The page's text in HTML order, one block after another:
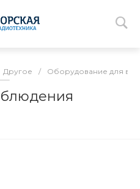
Другое / Оборудование для